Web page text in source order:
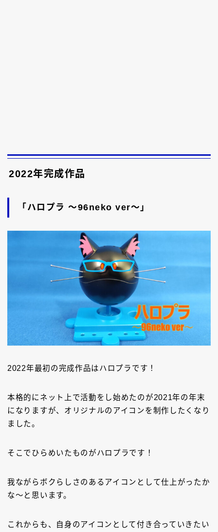
2022年完成作品
「ハロプラ ～96neko ver～」
2022年最初の完成作品はハロプラです！
本格的にネット上で活動をし始めたのが2021年の年末
になりますが、オリジナルのアイコンを制作したくなり
ました。
そこでひらめいたものがハロプラです！
我ながらボクらしさのあるアイコンとして仕上がったか
な～と思います。
これからも、自身のアイコンとして付き合っていきたい